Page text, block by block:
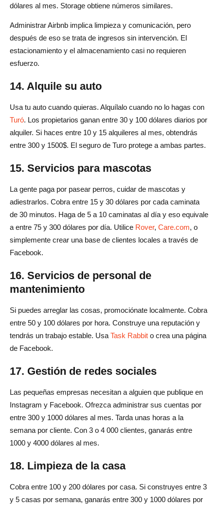
dólares al mes. Storage obtiene números similares.
Administrar Airbnb implica limpieza y comunicación, pero
después de eso se trata de ingresos sin intervención. El
estacionamiento y el almacenamiento casi no requieren
esfuerzo.
14. Alquile su auto
Usa tu auto cuando quieras. Alquílalo cuando no lo hagas con
Turó. Los propietarios ganan entre 30 y 100 dólares diarios por
alquiler. Si haces entre 10 y 15 alquileres al mes, obtendrás
entre 300 y 1500$. El seguro de Turo protege a ambas partes.
15. Servicios para mascotas
La gente paga por pasear perros, cuidar de mascotas y
adiestrarlos. Cobra entre 15 y 30 dólares por cada caminata
de 30 minutos. Haga de 5 a 10 caminatas al día y eso equivale
a entre 75 y 300 dólares por día. Utilice Rover, Care.com, o
simplemente crear una base de clientes locales a través de
Facebook.
16. Servicios de personal de
mantenimiento
Si puedes arreglar las cosas, promociónate localmente. Cobra
entre 50 y 100 dólares por hora. Construye una reputación y
tendrás un trabajo estable. Usa Task Rabbit o crea una página
de Facebook.
17. Gestión de redes sociales
Las pequeñas empresas necesitan a alguien que publique en
Instagram y Facebook. Ofrezca administrar sus cuentas por
entre 300 y 1000 dólares al mes. Tarda unas horas a la
semana por cliente. Con 3 o 4 000 clientes, ganarás entre
1000 y 4000 dólares al mes.
18. Limpieza de la casa
Cobra entre 100 y 200 dólares por casa. Si construyes entre 3
y 5 casas por semana, ganarás entre 300 y 1000 dólares por